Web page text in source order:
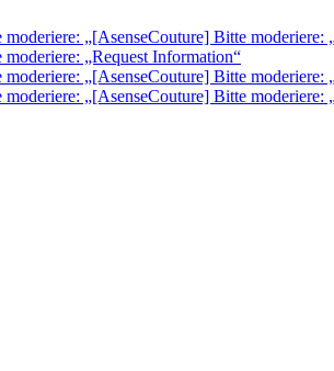
„[AsenseCouture] Bitte
„Request Information“
„[AsenseCouture] Bitte
„[AsenseCouture] Bitte moderiere: